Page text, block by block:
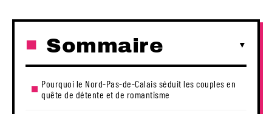
Sommaire
Pourquoi le Nord-Pas-de-Calais séduit les couples en
quête de détente et de romantisme